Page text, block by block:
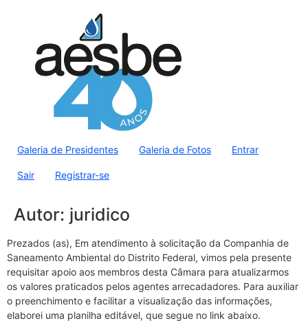
Galeria de Presidentes Galeria de Fotos Entrar
Sair Registrar-se
Autor: juridico
Prezados (as), Em atendimento à solicitação da Companhia de
Saneamento Ambiental do Distrito Federal, vimos pela presente
requisitar apoio aos membros desta Câmara para atualizarmos
os valores praticados pelos agentes arrecadadores. Para auxiliar
o preenchimento e facilitar a visualização das informações,
elaborei uma planilha editável, que segue no link abaixo.